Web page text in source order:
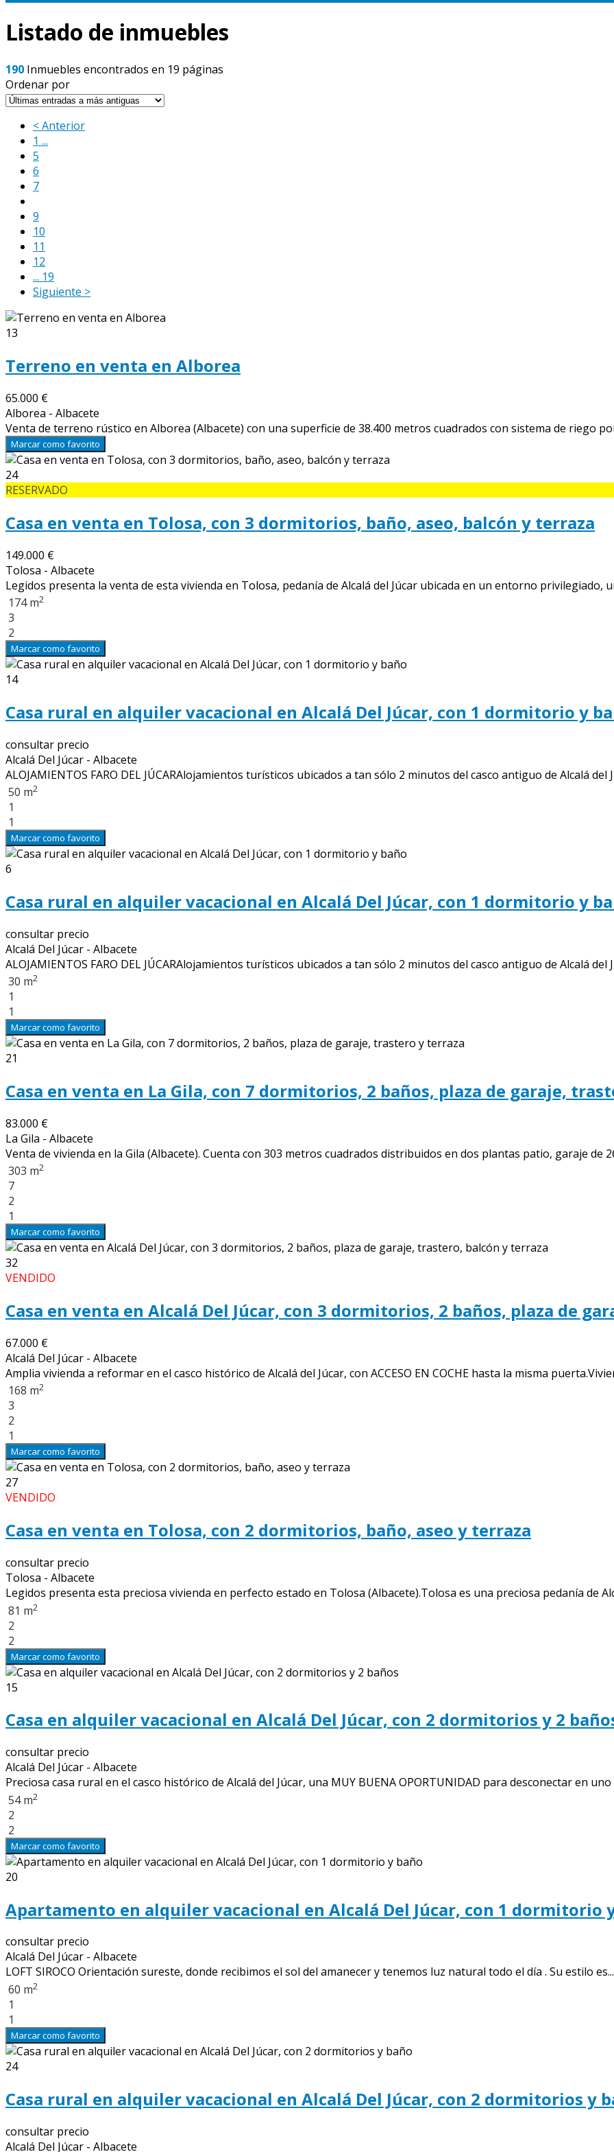
Listado de inmuebles
190 Inmuebles encontrados en 19 páginas
Ordenar por
< Anterior
1 ...
5
6
7
9
10
11
12
... 19
Siguiente >
13
Terreno en venta en Alborea
65.000 €
Alborea - Albacete
Venta de terreno rústico en Alborea (Albacete) con una superficie de 38.400 metros cuadrados con sistema de riego
Marcar como favorito
24
RESERVADO
Casa en venta en Tolosa, con 3 dormitorios, baño, aseo, balcón y terraza
149.000 €
Tolosa - Albacete
Legidos presenta la venta de esta vivienda en Tolosa, pedanía de Alcalá del Júcar ubicada en un entorno privilegiado,
174 m2
3
2
Marcar como favorito
14
Casa rural en alquiler vacacional en Alcalá Del Júcar, con 1 dormitorio y
consultar precio
Alcalá Del Júcar - Albacete
ALOJAMIENTOS FARO DEL JÚCARAlojamientos turísticos ubicados a tan sólo 2 minutos del casco antiguo de Alcalá del
50 m2
1
1
Marcar como favorito
6
Casa rural en alquiler vacacional en Alcalá Del Júcar, con 1 dormitorio y
consultar precio
Alcalá Del Júcar - Albacete
ALOJAMIENTOS FARO DEL JÚCARAlojamientos turísticos ubicados a tan sólo 2 minutos del casco antiguo de Alcalá del
30 m2
1
1
Marcar como favorito
21
Casa en venta en La Gila, con 7 dormitorios, 2 baños, plaza de garaje,
83.000 €
La Gila - Albacete
Venta de vivienda en la Gila (Albacete). Cuenta con 303 metros cuadrados distribuidos en dos plantas patio, garaje de
303 m2
7
2
1
Marcar como favorito
32
VENDIDO
Casa en venta en Alcalá Del Júcar, con 3 dormitorios, 2 baños, plaza de
67.000 €
Alcalá Del Júcar - Albacete
Amplia vivienda a reformar en el casco histórico de Alcalá del Júcar, con ACCESO EN COCHE hasta la misma
168 m2
3
2
1
Marcar como favorito
27
VENDIDO
Casa en venta en Tolosa, con 2 dormitorios, baño, aseo y terraza
consultar precio
Tolosa - Albacete
Legidos presenta esta preciosa vivienda en perfecto estado en Tolosa (Albacete).Tolosa es una preciosa pedanía de
81 m2
2
2
Marcar como favorito
15
Casa en alquiler vacacional en Alcalá Del Júcar, con 2 dormitorios y 2
consultar precio
Alcalá Del Júcar - Albacete
Preciosa casa rural en el casco histórico de Alcalá del Júcar, una MUY BUENA OPORTUNIDAD para desconectar en uno
54 m2
2
2
Marcar como favorito
20
Apartamento en alquiler vacacional en Alcalá Del Júcar, con 1 dormitorio
consultar precio
Alcalá Del Júcar - Albacete
LOFT SIROCO Orientación sureste, donde recibimos el sol del amanecer y tenemos luz natural todo el día . Su estilo es...
60 m2
1
1
Marcar como favorito
24
Casa rural en alquiler vacacional en Alcalá Del Júcar, con 2 dormitorios y
consultar precio
Alcalá Del Júcar - Albacete